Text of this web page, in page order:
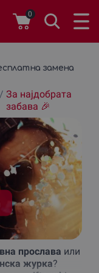
0
важност
/За наjдобрата
забава 🎉
прослава или
журка?